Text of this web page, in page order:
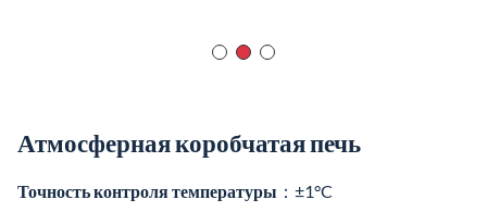
Атмосферная коробчатая печь
Точность контроля температуры ：±1°C